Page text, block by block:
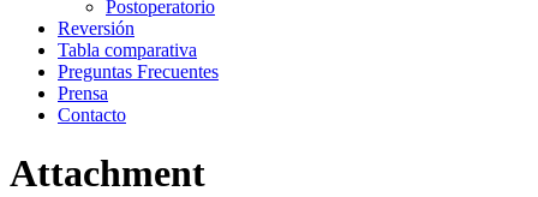
Postoperatorio
Reversión
Tabla comparativa
Preguntas Frecuentes
Prensa
Contacto
Attachment